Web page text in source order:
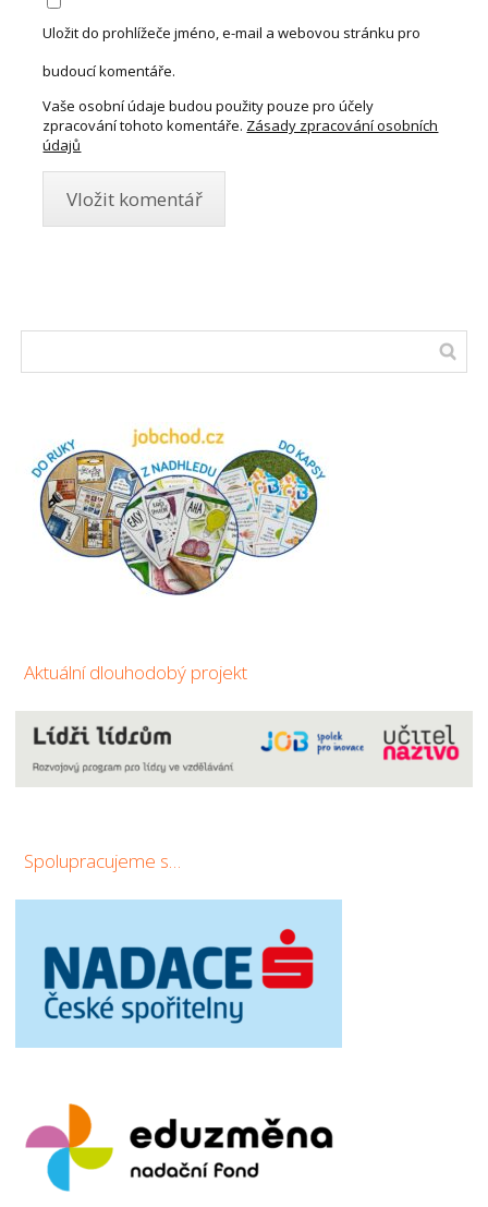
Uložit do prohlížeče jméno, e-mail a webovou stránku pro
budoucí komentáře.
Vaše osobní údaje budou použity pouze pro účely
zpracování tohoto komentáře. Zásady zpracování osobních
údajů
Aktuální dlouhodobý projekt
Spolupracujeme s…